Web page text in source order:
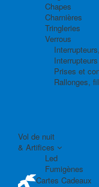
Chapes
Charnières
Tringleries
Verrous
Interrupteurs
Prises et
Rallonges,
Vol de nuit
& Artifices
Led
Fumigènes
Cartes Cadeaux